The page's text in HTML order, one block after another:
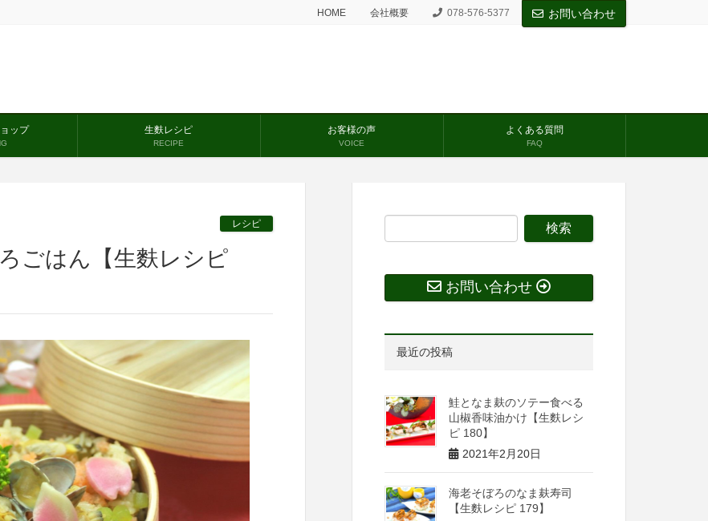
HOME 会社概要 078-576-5377 お問い合わせ
ップ 生麩レシピ
RECIPE
お客様の声
VOICE
よくある質問
FAQ
レシピ
ごはん【生麩レシピ
お問い合わせ
最近の投稿
鮭となま麸のソテー食べる
山椒香味油かけ【生麩レシ
ピ 180】
2021年2月20日
海老そぼろのなま麸寿司
【生麩レシピ 179】